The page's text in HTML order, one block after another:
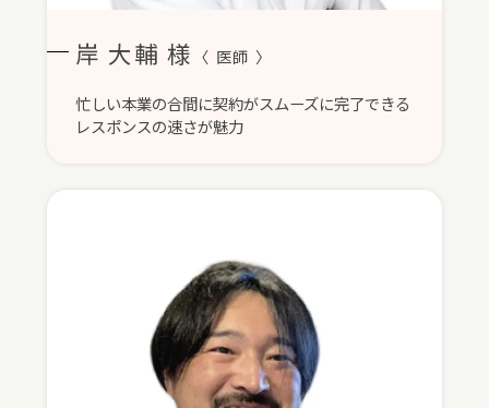
岸 大輔 様 〈 医師 〉
忙しい本業の合間に契約がスムーズに完了できる
レスポンスの速さが魅力